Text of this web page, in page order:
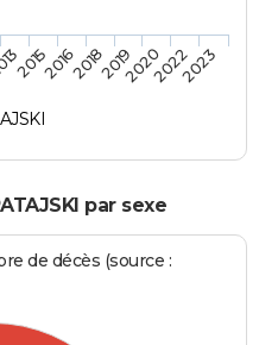
2015201620182019202020222023
par sexe
de décès (source :